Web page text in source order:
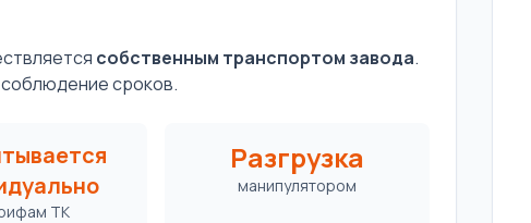
собственным транспортом завода.
сроков.
ТК
Разгрузка
манипулятором